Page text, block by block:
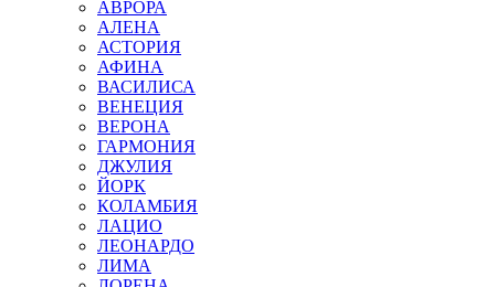
АВРОРА
АЛЕНА
АСТОРИЯ
АФИНА
ВАСИЛИСА
ВЕНЕЦИЯ
ВЕРОНА
ГАРМОНИЯ
ДЖУЛИЯ
ЙОРК
КОЛАМБИЯ
ЛАЦИО
ЛЕОНАРДО
ЛИМА